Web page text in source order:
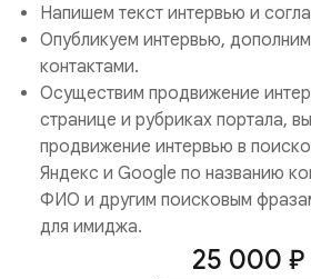
Напишем текст интервью и
Опубликуем интервью,
контактами.
Осуществим продвижение
странице и рубриках портала,
продвижение интервью в
Яндекс и Google по названию
ФИО и другим поисковым
для имиджа.
25 000 ₽